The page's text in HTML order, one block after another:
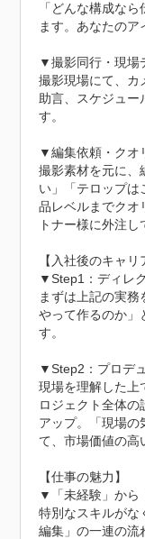
「どんな構成な
ます。あなたのア
▼撮影同行・現場
撮影現場にて、カ
助言、スケジュー
す。
▼編集依頼・クオ
撮影素材を元に、
い」「テロップは
品レベルまでク
トナー様に外注し
【入社後のキャリ
▼Step1：ディレ
まずは上記の実
やって作るのか」
す。
▼Step2：プロデ
現場を理解した上
ロジェクト全体
アップ。「現場の
て、市場価値の高
【仕事の魅力】
▼「未経験」から
特別なスキルが
編集」の一連の流